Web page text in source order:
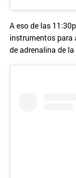
A eso de las
instrumentos para
de adrenalina de la